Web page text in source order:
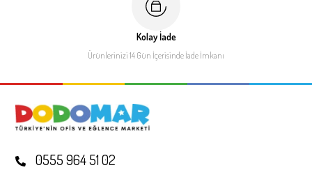
Kolay İade
Ürünlerinizi 14 Gün İçerisinde İade İmkanı
0555 964 51 02